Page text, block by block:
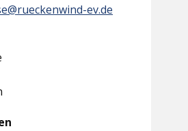
ev.de